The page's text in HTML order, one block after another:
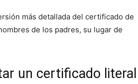
más detallada del certificado de
de los padres, su lugar de
un certificado literal